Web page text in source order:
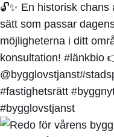
🔓✨ En historisk
sätt som passar
möjligheterna i ditt
konsultation! #länkbio
#fastighetsrätt
#bygglovstjanst